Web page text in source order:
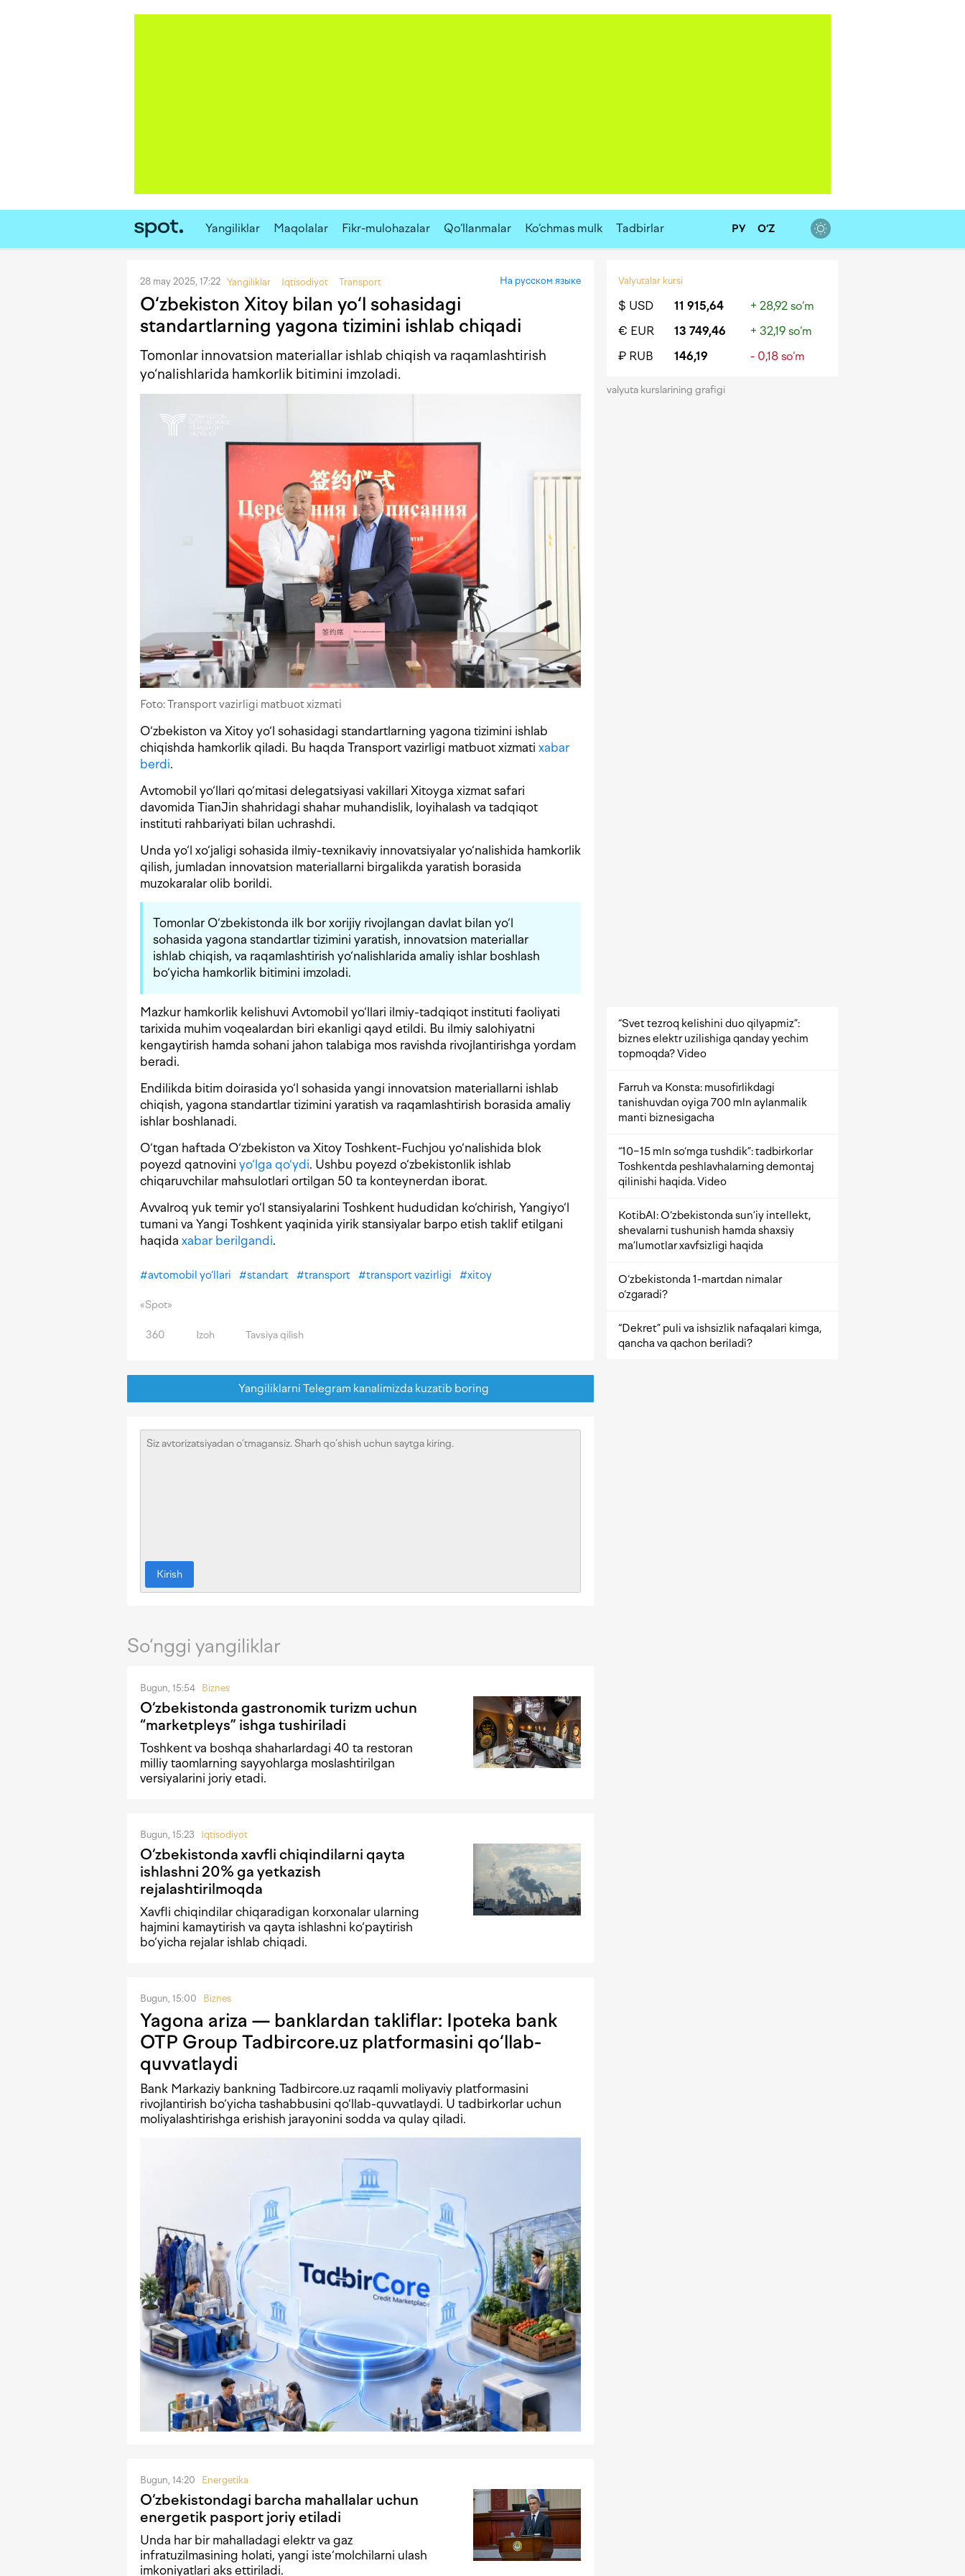
Yangiliklar Maqolalar Fikr-mulohazalar Qo‘llanmalar Ko‘chmas mulk Tadbirlar РУ O‘Z
28 may 2025, 17:22 Yangiliklar Iqtisodiyot Transport На русском языке
O‘zbekiston Xitoy bilan yo‘l sohasidagi
standartlarning yagona tizimini ishlab chiqadi
Tomonlar innovatsion materiallar ishlab chiqish va raqamlashtirish
yo‘nalishlarida hamkorlik bitimini imzoladi.
Foto: Transport vazirligi matbuot xizmati
O‘zbekiston va Xitoy yo‘l sohasidagi standartlarning yagona tizimini ishlab
chiqishda hamkorlik qiladi. Bu haqda Transport vazirligi matbuot xizmati xabar
berdi.
Avtomobil yo‘llari qo‘mitasi delegatsiyasi vakillari Xitoyga xizmat safari
davomida TianJin shahridagi shahar muhandislik, loyihalash va tadqiqot
instituti rahbariyati bilan uchrashdi.
Unda yo‘l xo‘jaligi sohasida ilmiy-texnikaviy innovatsiyalar yo‘nalishida hamkorlik
qilish, jumladan innovatsion materiallarni birgalikda yaratish borasida
muzokaralar olib borildi.
Tomonlar O‘zbekistonda ilk bor xorijiy rivojlangan davlat bilan yo‘l
sohasida yagona standartlar tizimini yaratish, innovatsion materiallar
ishlab chiqish, va raqamlashtirish yo‘nalishlarida amaliy ishlar boshlash
bo‘yicha hamkorlik bitimini imzoladi.
Mazkur hamkorlik kelishuvi Avtomobil yo‘llari ilmiy-tadqiqot instituti faoliyati
tarixida muhim voqealardan biri ekanligi qayd etildi. Bu ilmiy salohiyatni
kengaytirish hamda sohani jahon talabiga mos ravishda rivojlantirishga yordam
beradi.
Endilikda bitim doirasida yo‘l sohasida yangi innovatsion materiallarni ishlab
chiqish, yagona standartlar tizimini yaratish va raqamlashtirish borasida amaliy
ishlar boshlanadi.
O‘tgan haftada O‘zbekiston va Xitoy Toshkent-Fuchjou yo‘nalishida blok
poyezd qatnovini yo‘lga qo‘ydi. Ushbu poyezd o‘zbekistonlik ishlab
chiqaruvchilar mahsulotlari ortilgan 50 ta konteynerdan iborat.
Avvalroq yuk temir yo‘l stansiyalarini Toshkent hududidan ko‘chirish, Yangiyo‘l
tumani va Yangi Toshkent yaqinida yirik stansiyalar barpo etish taklif etilgani
haqida xabar berilgandi.
#avtomobil yo‘llari #standart #transport #transport vazirligi #xitoy
«Spot»
360 Izoh Tavsiya qilish
Yangiliklarni Telegram kanalimizda kuzatib boring
Kirish
So‘nggi yangiliklar
Bugun, 15:54 Biznes
O‘zbekistonda gastronomik turizm uchun
“marketpleys” ishga tushiriladi
Toshkent va boshqa shaharlardagi 40 ta restoran
milliy taomlarning sayyohlarga moslashtirilgan
versiyalarini joriy etadi.
Bugun, 15:23 Iqtisodiyot
O‘zbekistonda xavfli chiqindilarni qayta
ishlashni 20% ga yetkazish
rejalashtirilmoqda
Xavfli chiqindilar chiqaradigan korxonalar ularning
hajmini kamaytirish va qayta ishlashni ko‘paytirish
bo‘yicha rejalar ishlab chiqadi.
Bugun, 15:00 Biznes
Yagona ariza — banklardan takliflar: Ipoteka bank
OTP Group Tadbircore.uz platformasini qo‘llab-
quvvatlaydi
Bank Markaziy bankning Tadbircore.uz raqamli moliyaviy platformasini
rivojlantirish bo‘yicha tashabbusini qo‘llab-quvvatlaydi. U tadbirkorlar uchun
moliyalashtirishga erishish jarayonini sodda va qulay qiladi.
Bugun, 14:20 Energetika
O‘zbekistondagi barcha mahallalar uchun
energetik pasport joriy etiladi
Unda har bir mahalladagi elektr va gaz
infratuzilmasining holati, yangi iste‘molchilarni ulash
imkoniyatlari aks ettiriladi.
Valyutalar kursi
$ USD 11 915,64
+ 28,92 so‘m
€ EUR
13 749,46
+ 32,19 so‘m
₽ RUB
146,19 - 0,18 so‘m
valyuta kurslarining grafigi
“Svet tezroq kelishini duo qilyapmiz”:
biznes elektr uzilishiga qanday yechim
topmoqda? Video
Farruh va Konsta: musofirlikdagi
tanishuvdan oyiga 700 mln aylanmalik
manti biznesigacha
“10−15 mln so‘mga tushdik”: tadbirkorlar
Toshkentda peshlavhalarning demontaj
qilinishi haqida. Video
KotibAI: O‘zbekistonda sun’iy intellekt,
shevalarni tushunish hamda shaxsiy
ma’lumotlar xavfsizligi haqida
O‘zbekistonda 1-martdan nimalar
o‘zgaradi?
“Dekret” puli va ishsizlik nafaqalari kimga,
qancha va qachon beriladi?